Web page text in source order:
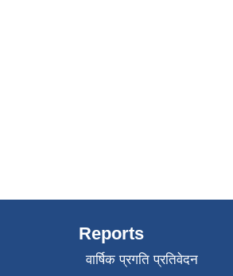
Reports
वार्षिक प्रगति प्रतिवेदन